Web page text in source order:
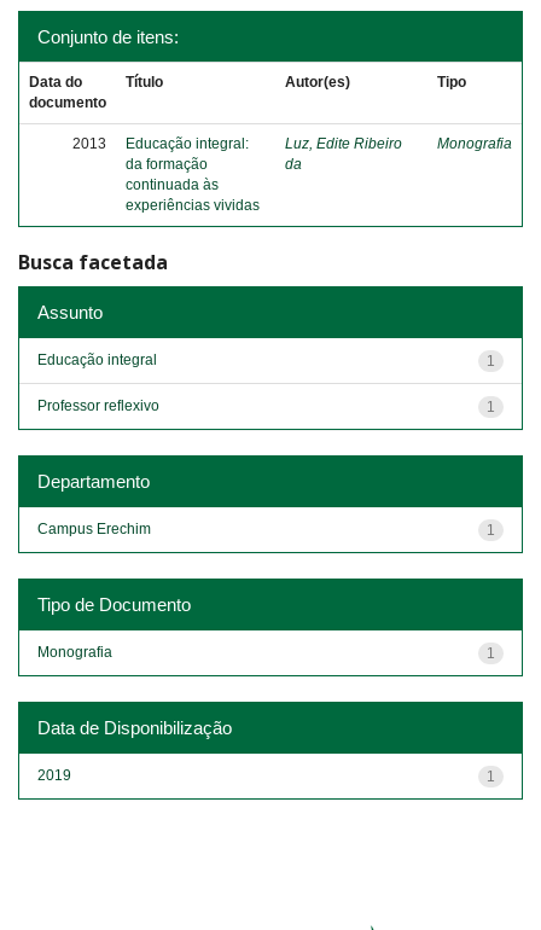
Conjunto de itens:
Data do
documento
Título Autor(es) Tipo
2013
Educação integral:
da formação
continuada às
experiências vividas
Luz, Edite Ribeiro
da
Monografia
Busca facetada
Assunto
1
Educação integral
1
Professor reflexivo
Departamento
1
Campus Erechim
Tipo de Documento
1
Monografia
Data de Disponibilização
1
2019